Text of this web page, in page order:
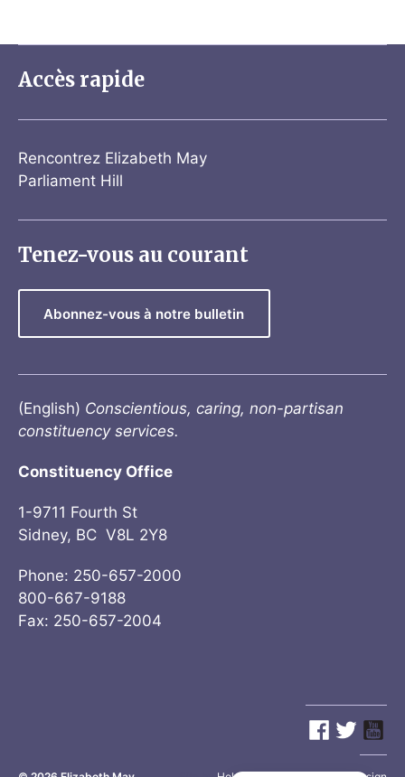
Accès rapide
Rencontrez Elizabeth May
Parliament Hill
Tenez-vous au courant
Abonnez-vous à notre bulletin
(English) Conscientious, caring, non-partisan
constituency services.
Constituency Office
1-9711 Fourth St
Sidney, BC V8L 2Y8
Phone: 250-657-2000
800-667-9188
Fax: 250-657-2004